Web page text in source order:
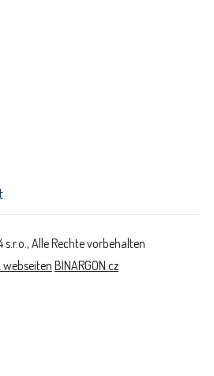
Alle Rechte vorbehalten
webseitenBINARGON.cz